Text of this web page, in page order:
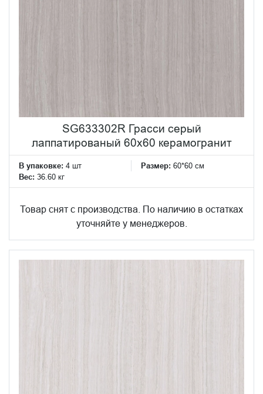
SG633302R Грасси серый
лаппатированый 60x60 керамогранит
В упаковке: 4 шт Размер: 60*60 см
Вес: 36.60 кг
Товар снят с производства. По наличию в остатках
уточняйте у менеджеров.